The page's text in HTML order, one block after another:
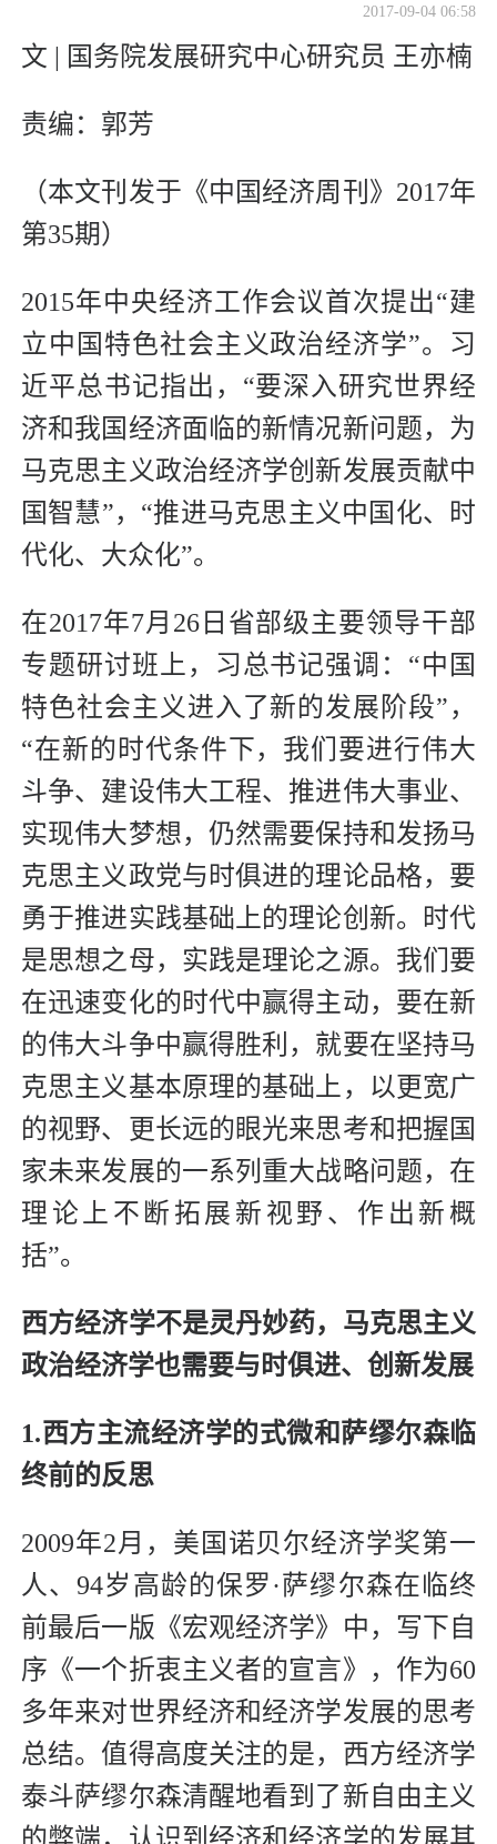
2017-09-04 06:58
文 | 国务院发展研究中心研究员 王亦楠
责编：郭芳
（本文刊发于《中国经济周刊》2017年
第35期）
2015年中央经济工作会议首次提出“建
立中国特色社会主义政治经济学”。习
近平总书记指出，“要深入研究世界经
济和我国经济面临的新情况新问题，为
马克思主义政治经济学创新发展贡献中
国智慧”，“推进马克思主义中国化、时
代化、大众化”。
在2017年7月26日省部级主要领导干部
专题研讨班上，习总书记强调：“中国
特色社会主义进入了新的发展阶段”，
“在新的时代条件下，我们要进行伟大
斗争、建设伟大工程、推进伟大事业、
实现伟大梦想，仍然需要保持和发扬马
克思主义政党与时俱进的理论品格，要
勇于推进实践基础上的理论创新。时代
是思想之母，实践是理论之源。我们要
在迅速变化的时代中赢得主动，要在新
的伟大斗争中赢得胜利，就要在坚持马
克思主义基本原理的基础上，以更宽广
的视野、更长远的眼光来思考和把握国
家未来发展的一系列重大战略问题，在
理论上不断拓展新视野、作出新概
括”。
西方经济学不是灵丹妙药，马克思主义
政治经济学也需要与时俱进、创新发展
1.西方主流经济学的式微和萨缪尔森临
终前的反思
2009年2月，美国诺贝尔经济学奖第一
人、94岁高龄的保罗·萨缪尔森在临终
前最后一版《宏观经济学》中，写下自
序《一个折衷主义者的宣言》，作为60
多年来对世界经济和经济学发展的思考
总结。值得高度关注的是，西方经济学
泰斗萨缪尔森清醒地看到了新自由主义